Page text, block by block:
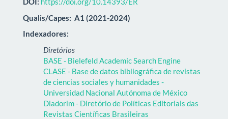
Qualis/Capes: A1 (2021-2024)
Indexadores:
Diretórios
BASE - Bielefeld Academic Search Engine
CLASE - Base de datos bibliográfica de revistas
de ciencias sociales y humanidades -
Universidad Nacional Autónoma de México
Diadorim - Diretório de Políticas Editoriais das
Revistas Científicas Brasileiras